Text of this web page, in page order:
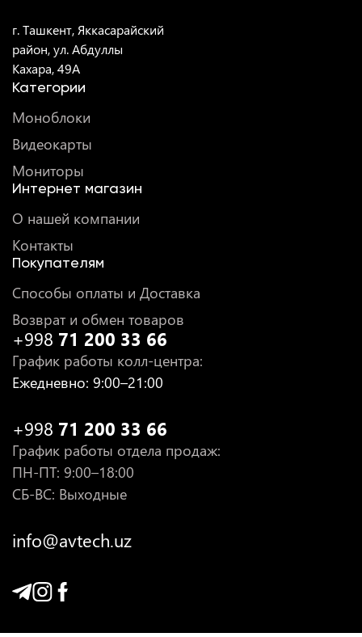
г. Ташкент, Яккасарайский
район, ул. Абдуллы
Кахара, 49A
Категории
Моноблоки
Видеокарты
Мониторы
Интернет магазин
О нашей компании
Контакты
Покупателям
Способы оплаты и Доставка
Возврат и обмен товаров
+998 71 200 33 66
График работы колл-центра:
Ежедневно: 9:00–21:00
+998 71 200 33 66
График работы отдела продаж:
ПН-ПТ: 9:00–18:00
СБ-ВС: Выходные
info@avtech.uz